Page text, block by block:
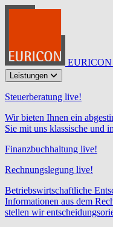
EURICON
Leistungen
Steuerberatung live!
Wir bieten Ihnen ein
Sie mit uns klassische und
Finanzbuchhaltung live!
Rechnungslegung live!
Betriebswirtschaftliche
Informationen aus dem
stellen wir